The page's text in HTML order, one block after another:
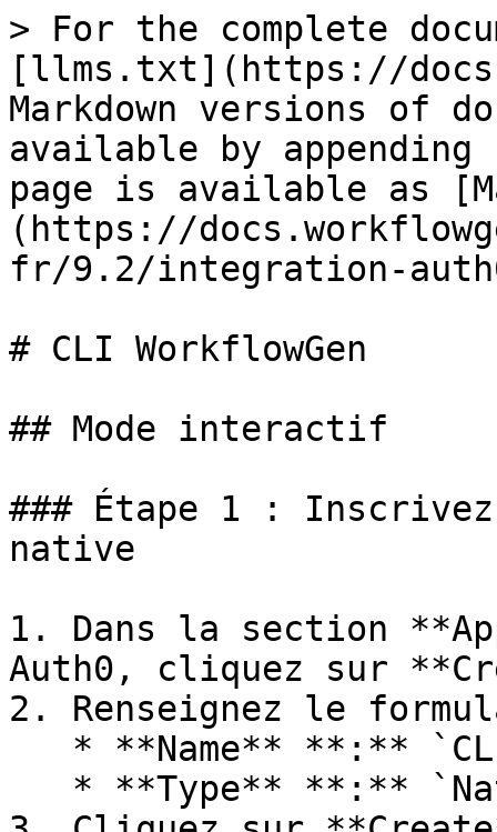
> For the complete
[llms.txt](https://
Markdown versions of
available by
page is available as
(https://
fr/9.2/integration-
# CLI WorkflowGen
## Mode interactif
### Étape 1 :
native
1. Dans la section
Auth0, cliquez sur
2. Renseignez le